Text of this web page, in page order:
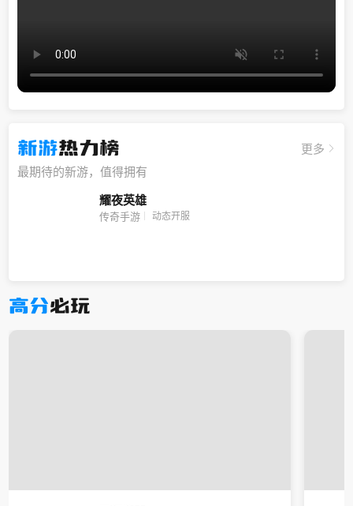
新游热力榜
更多
最期待的新游，值得拥有
耀夜英雄
传奇手游 动态开服
高分必玩